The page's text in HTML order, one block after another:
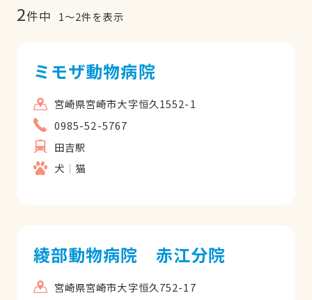
2件中 1〜2件を表示
ミモザ動物病院
宮崎県宮崎市大字恒久1552-1
0985-52-5767
田吉駅
犬
猫
綾部動物病院 赤江分院
宮崎県宮崎市大字恒久752-17